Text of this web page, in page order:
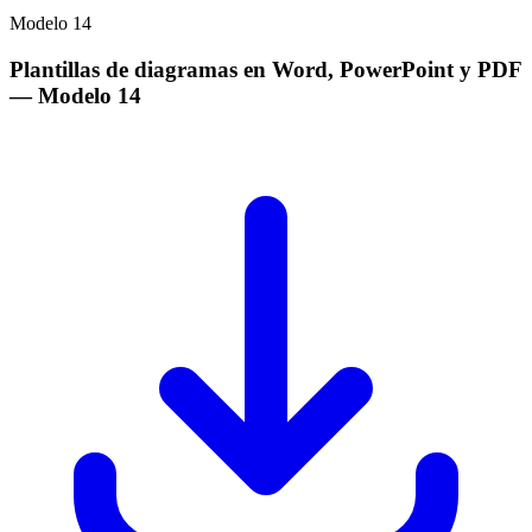
Modelo 14
Plantillas de diagramas en Word, PowerPoint y PDF
— Modelo 14